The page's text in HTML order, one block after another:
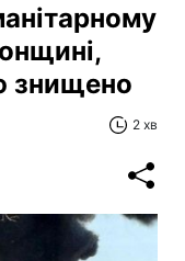
знищено
2 хв